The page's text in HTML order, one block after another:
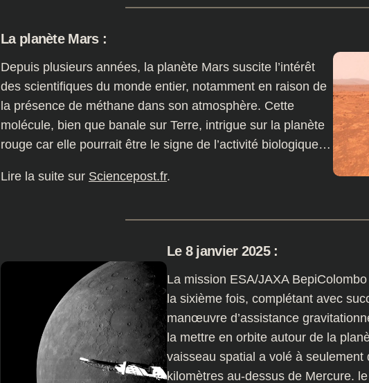
La planète Mars :
Depuis plusieurs années, la planète Mars suscite l’intérêt
des scientifiques du monde entier, notamment en raison de
la présence de méthane dans son atmosphère. Cette
molécule, bien que banale sur Terre, intrigue sur la planète
rouge car elle pourrait être le signe de l’activité biologique…
Lire la suite sur Sciencepost.fr.
Le 8 janvier 2025 :
La mission ESA/JAXA
la sixième fois, complétant avec
manœuvre d’assistance
la mettre en orbite autour de la
vaisseau spatial a volé à seulement
kilomètres au-dessus de Mercure.